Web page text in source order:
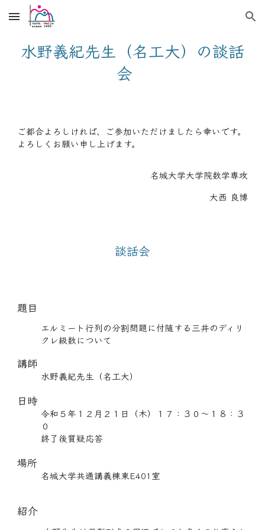
Skip to main content Skip to navigation
水野義紀先生（名工大）の談話
会
ご都合よろしければ、ご参加いただけましたら幸いです。
よろしくお願い申し上げます。
名城大学大学院数学専攻
大西 良博
談話会
題目
エルミート行列の分割問題に付随する三井のディリ
クレ級数について
講師
水野義紀先生（名工大）
日時
令和５年 １２ 月 ２１ 日（木）１ ７ ：３０～１ ８ ：３
０
終了後質疑応答
場所
名城大学共通講義棟東E401 室
紹介